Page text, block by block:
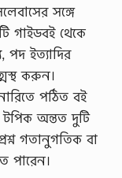
সঙ্গে
গাইডবই থেকে
পদ ইত্যাদির
করুন।
পঠিত বই
টপিক অন্তত দুটি
গতানুগতিক বা